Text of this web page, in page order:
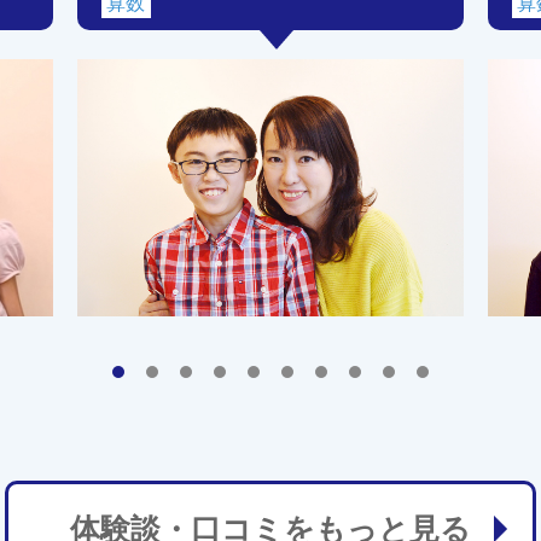
体験談・口コミをもっと見る